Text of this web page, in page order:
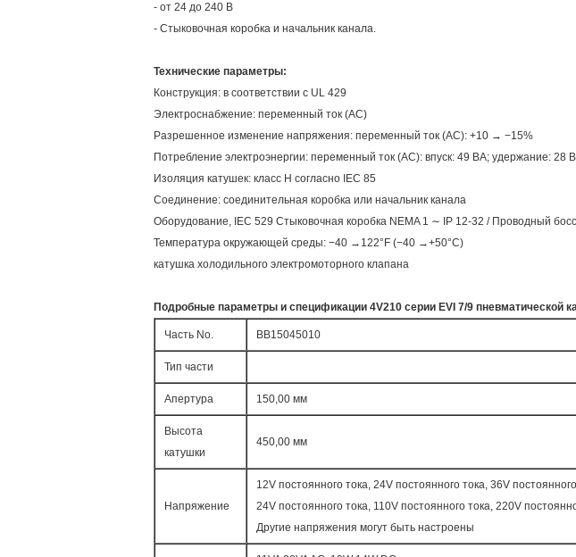
- от 24 до 240 В
- Стыковочная коробка и начальник канала.
Технические параметры:
Конструкция: в соответствии с UL 429
Электроснабжение: переменный ток (AC)
Разрешенное изменение напряжения: переменный ток (AC): +10 → −15%
Потребление электроэнергии: переменный ток (AC): впуск: 49 ВА; удержание: 28
Изоляция катушек: класс H согласно IEC 85
Соединение: соединительная коробка или начальник канала
Оборудование, IEC 529 Стыковочная коробка NEMA 1 ∼ IP 12-32 / Проводный
Температура окружающей среды: −40 →122°F (−40 →+50°C)
катушка холодильного электромоторного клапана
Подробные параметры и спецификации 4V210 серии EVI 7/9 пневматической
Часть No. BB15045010
Тип части
Апертура 150,00 мм
Высота
катушки
450,00 мм
Напряжение
12V постоянного тока, 24V постоянного тока, 36V
24V постоянного тока, 110V постоянного тока, 220V
Другие напряжения могут быть настроены